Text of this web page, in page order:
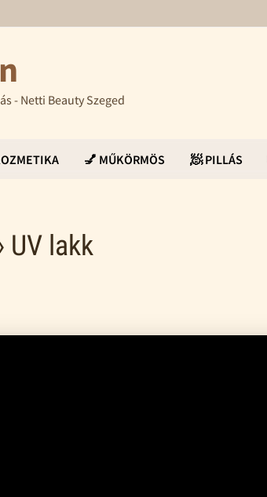
- Netti Beauty Szeged
💅 MŰKÖRMÖS 🧖 PILLÁS
UV lakk